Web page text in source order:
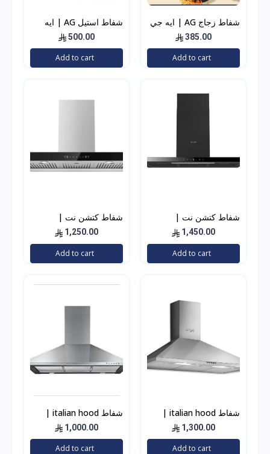
شفاط زجاج AG | ايه جي
الشبح اسود 60 سم385.00
Add to cart
شفاط استيل AG | ايه
500.00
Add to cart
شفاط كتشن نت |
لون اسود 90 سم
1,450.00
Add to cart
شفاط كتشن نت |
استيل 90 سم
1,250.00
Add to cart
شفاط italian hood |
سم استيل 1000 واط
1,300.00
Add to cart
شفاط italian hood |
سم استيل 500 واط
1,000.00
Add to cart